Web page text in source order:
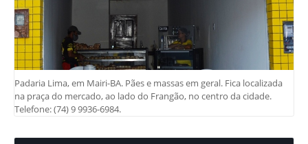
Padaria Lima, em Mairi-BA. Pães e massas em geral. Fica localizada
na praça do mercado, ao lado do Frangão, no centro da cidade.
Telefone: (74) 9 9936-6984.